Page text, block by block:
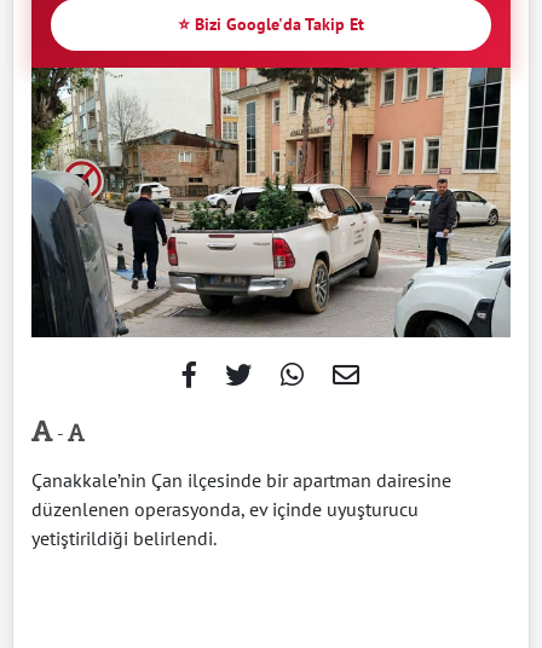
⭐ Bizi Google'da Takip Et
-
Çanakkale’nin Çan ilçesinde bir apartman dairesine
düzenlenen operasyonda, ev içinde uyuşturucu
yetiştirildiği belirlendi.